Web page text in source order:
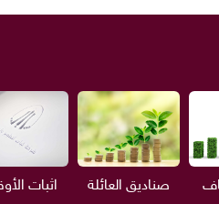
صناديق العائلة اثبات